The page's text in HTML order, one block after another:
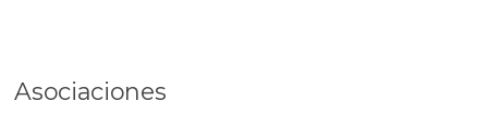
Asociaciones